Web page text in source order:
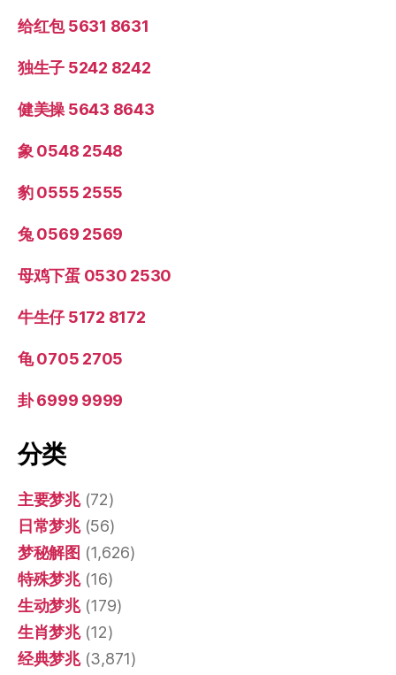
给红包 5631 8631
独生子 5242 8242
健美操 5643 8643
象 0548 2548
豹 0555 2555
兔 0569 2569
母鸡下蛋 0530 2530
牛生仔 5172 8172
龟 0705 2705
卦 6999 9999
分类
主要梦兆(72)
日常梦兆(56)
梦秘解图 (1,626)
特殊梦兆(16)
生动梦兆(179)
生肖梦兆(12)
经典梦兆(3,871)